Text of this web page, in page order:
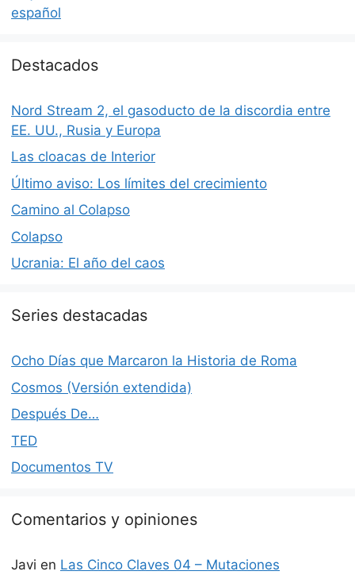
español
Destacados
Nord Stream 2, el gasoducto de la discordia entre
EE. UU., Rusia y Europa
Las cloacas de Interior
Último aviso: Los límites del crecimiento
Camino al Colapso
Colapso
Ucrania: El año del caos
Series destacadas
Ocho Días que Marcaron la Historia de Roma
Cosmos (Versión extendida)
Después De…
TED
Documentos TV
Comentarios y opiniones
Javi en Las Cinco Claves 04 – Mutaciones